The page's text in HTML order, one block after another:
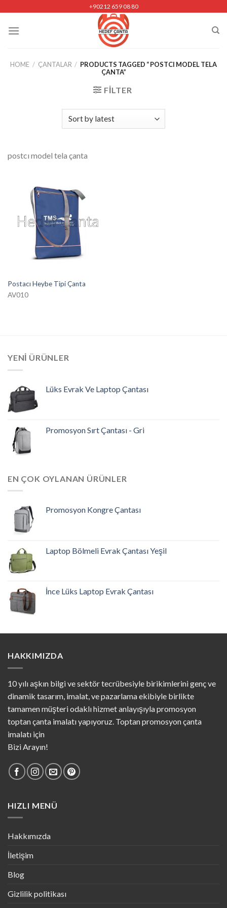
content
+90212 659 08 80
HOME / ÇANTALAR / PRODUCTS TAGGED “ POSTCI MODEL TELA
ÇANTA”
FILTER
postcı model tela çanta
Postacı Heybe Tipi Çanta
AV010
YENI ÜRÜNLER
Lüks Evrak Ve Laptop Çantası
Promosyon Sırt Çantası - Gri
EN ÇOK OYLANAN ÜRÜNLER
Promosyon Kongre Çantası
Laptop Bölmeli Evrak Çantası Yeşil
İnce Lüks Laptop Evrak Çantası
HAKKIMIZDA
10 yılı aşkın bilgi ve sektör tecrübesiyle birikimlerini genç ve
dinamik tasarım, imalat, ve pazarlama ekibiyle birlikte
tamamen müşteri odaklı hizmet anlayışıyla promosyon
toptan çanta imalatı yapıyoruz. Toptan promosyon çanta
imalatı için
Bizi Arayın!
HIZLI MENÜ
Hakkımızda
İletişim
Blog
Gizlilik politikası